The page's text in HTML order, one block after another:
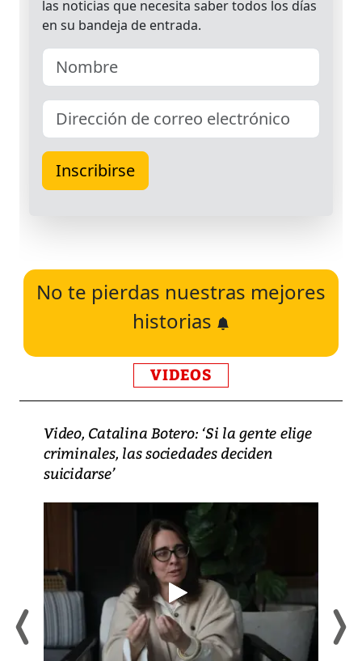
No te pierdas nuestras mejores
historias
VIDEOS
Video, Catalina Botero: ‘Si la gente elige
criminales, las sociedades deciden
suicidarse’